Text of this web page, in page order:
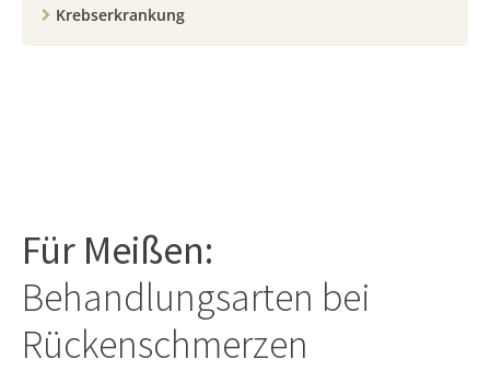
Krebserkrankung
Für Meißen:
Behandlungsarten bei
Rückenschmerzen